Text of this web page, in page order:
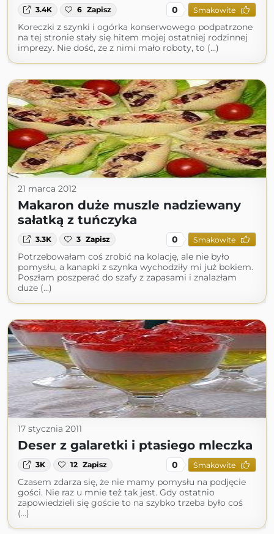
3.4K 6 Zapisz 0 Smakowite
Koreczki z szynki i ogórka konserwowego podpatrzone
na tej stronie stały się hitem mojej ostatniej rodzinnej
imprezy. Nie dość, że z nimi mało roboty, to (...)
21 marca 2012
Makaron duże muszle nadziewany
sałatką z tuńczyka
3.3K 3 Zapisz 0 Smakowite
Potrzebowałam coś zrobić na kolację, ale nie było
pomysłu, a kanapki z szynka wychodziły mi już bokiem.
Poszłam poszperać do szafy z zapasami i znalazłam
duże (...)
17 stycznia 2011
Deser z galaretki i ptasiego mleczka
3K 12 Zapisz 0 Smakowite
Czasem zdarza się, że nie mamy pomysłu na podjęcie
gości. Nie raz u mnie też tak jest. Gdy ostatnio
zapowiedzieli się goście to na szybko trzeba było coś
(...)